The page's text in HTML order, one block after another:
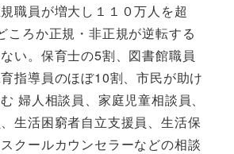
職員が増大し１１０万人を超
ころか正規・非正規が逆転する
い。保育士の5割、図書館職員
指導員のほぼ10割、市民が助け
婦人相談員、家庭児童相談員、
生活困窮者自立支援員、生活保
クールカウンセラーなどの相談